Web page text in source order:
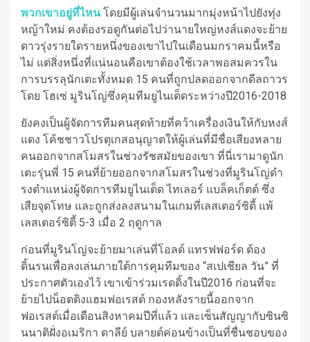
พวกเขาอยู่ที่ไหนโดยมีผู้เล่นจํานวนมากมุ่งหน้าไปยังทุ่ง
หญ้าใหม่ คงต้องรอดูกันต่อไปว่านายใหญ่หงส์แดงจะย้าย
ดาวรุ่งรายใดรายหนึ่งของเขาไปในเดือนมกราคมนี้หรือ
ไม่ แต่สิ่งหนึ่งที่แน่นอนคือเขาต้องใช้เวลาพอสมควรใน
การบรรลุนักเตะทั้งหมด 15 คนที่ถูกปลดออกจากดีลถาวร
โดย โฮเซ่ มูรินโญ่ซึ่งคุมทีมยูไนเต็ดระหว่างปี2016-2018
ยังคงเป็นผู้จัดการทีมคนสุดท้ายที่คว้าเครื่องเงินให้กับหงส์
แดง โค้ชชาวโปรตุเกสอนุญาตให้ผู้เล่นที่มีชื่อเสียงหลาย
คนออกจากสโมสรในช่วงรัชสมัยของเขา ที่นี่เรามาดูนัก
เตะรุ่นพี่ 15 คนที่ย้ายออกจากสโมสรในช่วงที่มูรินโญ่ดํา
รงตําแหน่งผู้จัดการทีมยูไนเต็ดไทเลอร์ แบล็คเก็ตต์ ซึ่ง
เสียจุดโทษ และถูกส่งลงสนามในเกมที่เลสเตอร์ซิตี้ แพ้
เลสเตอร์ซิตี้ 5-3 เมื่อ 2 ฤดูกาล
ก่อนที่มูรินโญ่จะย้ายมาเล่นที่โอลด์ แทรฟฟอร์ด ต้อง
ดิ้นรนเพื่อลงเล่นภายใต้การคุมทีมของ “สเปเชียล วัน” ที่
ประกาศตัวเองไว้ เขาเข้าร่วมเรดดิ้งในปี2016 ก่อนที่จะ
ย้ายไปน็อตติงแฮมฟอเรสต์ กองหลังรายนี้ออกจาก
ฟอเรสต์เมื่อเดือนสิงหาคมปีที่แล้ว และเซ็นสัญญากับซินซิ
นนาติฝั่งอเมริกา ดาลีย์ บลายด์ค่อนข้างเป็นที่ชื่นชอบของ